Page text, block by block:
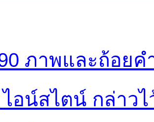
ภาพและถ้อย
ไอน์สไตน์ กล่าวไ